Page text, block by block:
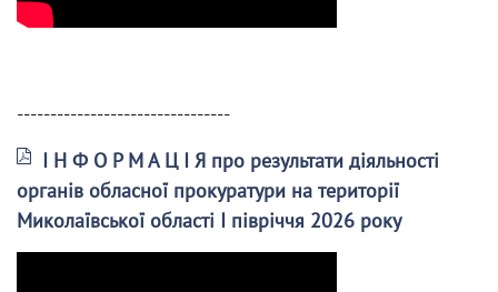
--------------------------------
І Н Ф О Р М А Ц І Я про результати діяльності
органів обласної прокуратури на території
Миколаївської області І півріччя 2026 року